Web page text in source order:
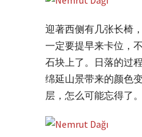
迎著西侧有几张长椅
一定要提早来卡位，
石块上了。日落的过
绵延山景带来的颜色
层，怎么可能忘得了。